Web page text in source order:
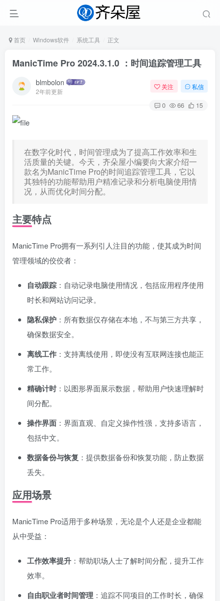
首页 Windows软件 系统工具 正文
ManicTime Pro 2024.3.1.0 ：时间追踪管理工具
blmbolon
2年前更新
关注 私信
0 66 15
在数字化时代，时间管理成为了提高工作效率和生
活质量的关键。今天，齐朵屋小编要向大家介绍一
款名为ManicTime Pro的时间追踪管理工具，它以
其独特的功能帮助用户精准记录和分析电脑使用情
况，从而优化时间分配。
主要特点
ManicTime Pro拥有一系列引人注目的功能，使其成为时间
管理领域的佼佼者：
自动跟踪 ：自动记录电脑使用情况，包括应用程序使用
时长和网站访问记录。
隐私保护 ：所有数据仅存储在本地，不与第三方共享，
确保数据安全。
离线工作 ：支持离线使用，即使没有互联网连接也能正
常工作。
精确计时：以图形界面展示数据，帮助用户快速理解时
间分配。
操作界面 ：界面直观、自定义操作性强，支持多语言，
包括中文。
数据备份与恢复 ：提供数据备份和恢复功能，防止数据
丢失。
应用场景
ManicTime Pro适用于多种场景，无论是个人还是企业都能
从中受益：
工作效率提升 ：帮助职场人士了解时间分配，提升工作
效率。
自由职业者时间管理 ：追踪不同项目的工作时长，确保